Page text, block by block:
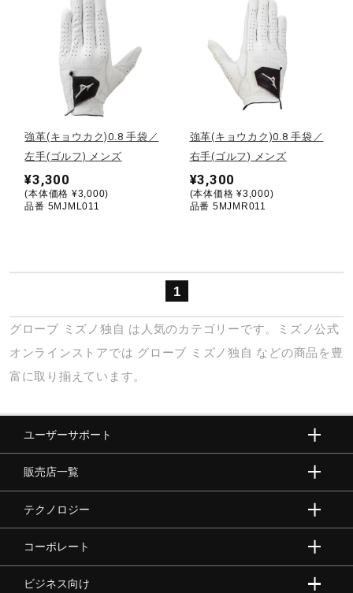
インナー
寝具／ミズノスリープ
アウトドア／レイン
サポーター
ジュニア／キッズ
メディカル
コラボ／ライセンス
セール
その他
強革(キョウカク)0.8 手袋／
左手(ゴルフ) メンズ
¥3,300
(本体価格 ¥3,000)
品番 5MJML011
強革(キョウカク)0.8 手袋／
右手(ゴルフ) メンズ
¥3,300
(本体価格 ¥3,000)
品番 5MJMR011
1
グローブ ミズノ独自 は人気のカテゴリーです。ミズノ公式
オンラインストアでは グローブ ミズノ独自 などの商品を豊
富に取り揃えています。
ユーザーサポート
販売店一覧
テクノロジー
コーポレート
ビジネス向け